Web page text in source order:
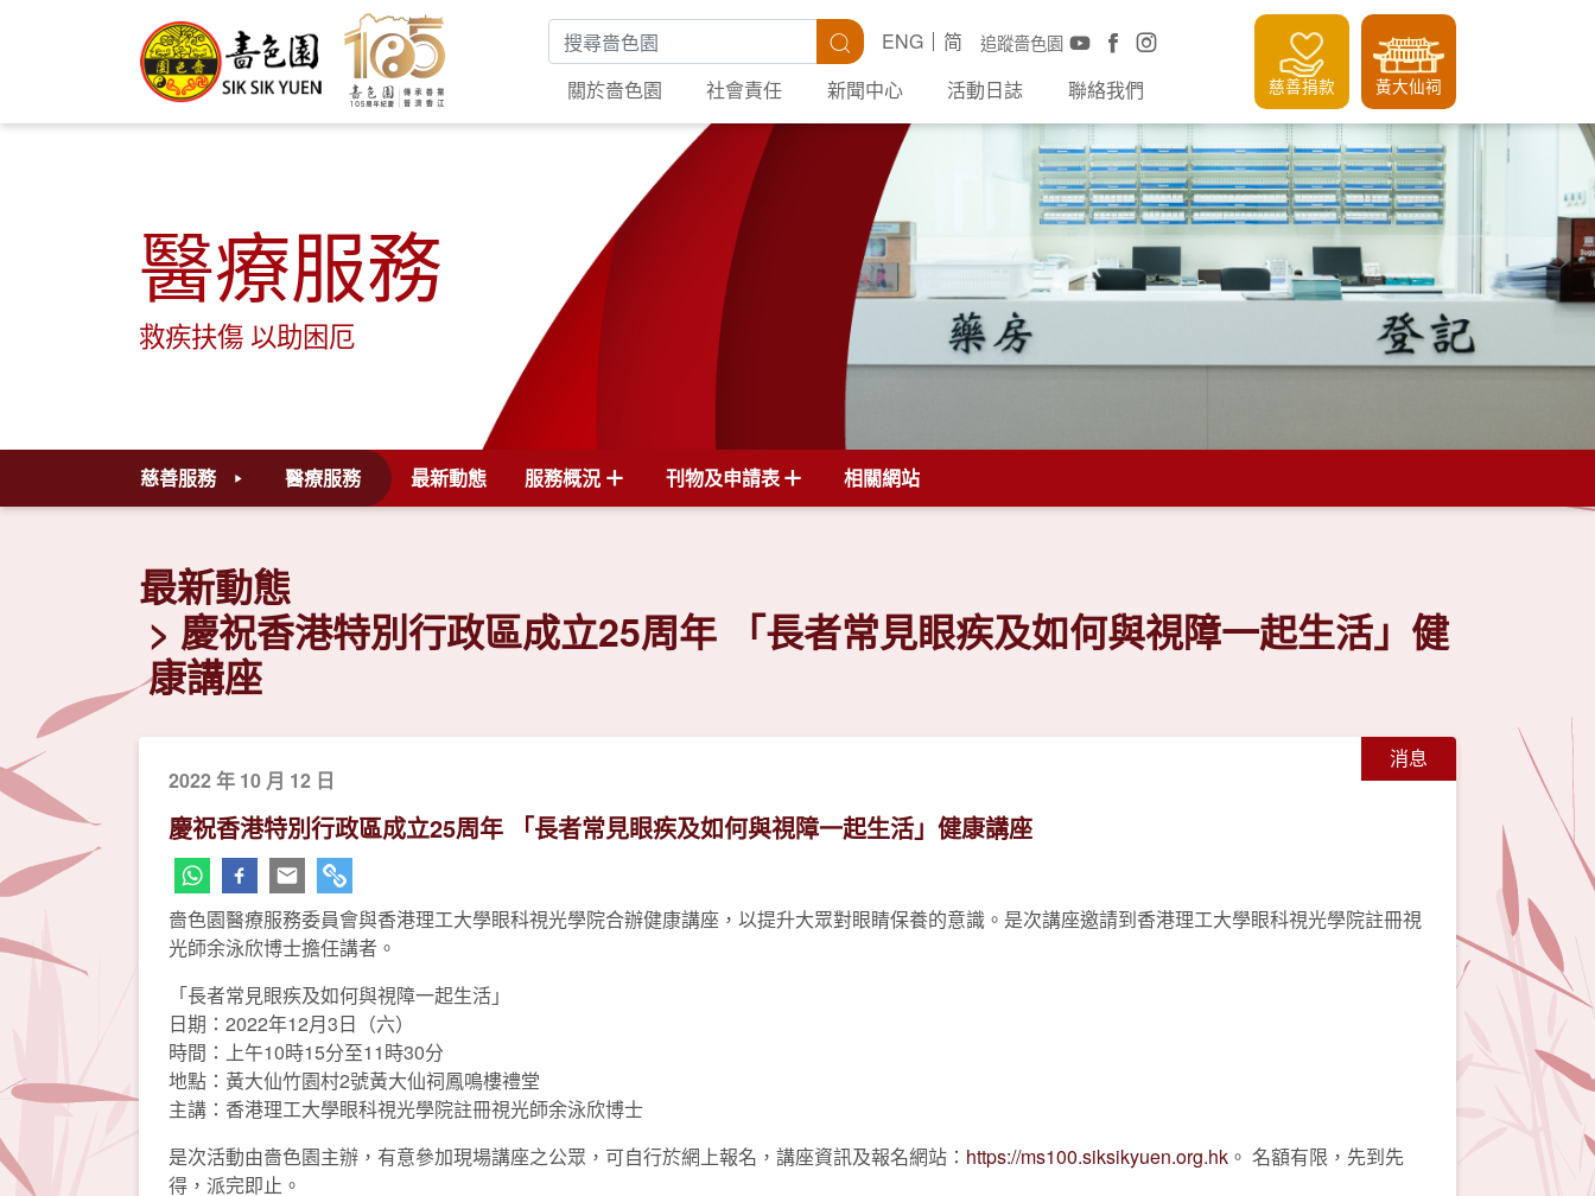
搜尋關鍵字 搜尋 追蹤嗇色園
ENG
简
關於嗇色園
社會責任 新聞中心 活動日誌 聯絡我們 慈善捐款 黃大仙祠
醫療服務
救疾扶傷 以助困厄
慈善服務 醫療服務 最新動態 服務概況 刊物及申請表 相關網站
最新動態
慶祝香港特別行政區成立25周年 「長者常見眼疾及如何與視障一起生活」健
康講座
消息
2022 年 10 月 12 日
慶祝香港特別行政區成立25周年 「長者常見眼疾及如何與視障一起生活」健康講座
嗇色園醫療服務委員會與香港理工大學眼科視光學院合辦健康講座，以提升大眾對眼睛保養的意識。是次講座邀請到香港理工大學眼科視光學院註冊視
光師余泳欣博士擔任講者。
「長者常見眼疾及如何與視障一起生活」
日期：2022年12月3日（六）
時間：上午10時15分至11時30分
地點：黃大仙竹園村2號黃大仙祠鳳鳴樓禮堂
主講：香港理工大學眼科視光學院註冊視光師余泳欣博士
是次活動由嗇色園主辦，有意參加現場講座之公眾，可自行於網上報名，講座資訊及報名網站： https://ms100.siksikyuen.org.hk 。 名額有限，先到先
得，派完即止。